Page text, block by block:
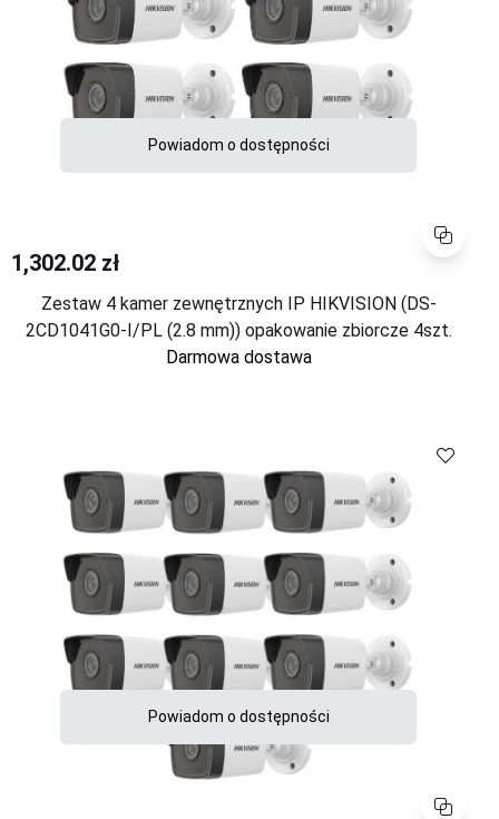
Porównaj
Powiadom o dostępności
1,302.02 zł
Zestaw 4 kamer zewnętrznych IP HIKVISION (DS-
2CD1041G0-I/PL (2.8 mm)) opakowanie zbiorcze 4szt.
Darmowa dostawa
Porównaj
Powiadom o dostępności